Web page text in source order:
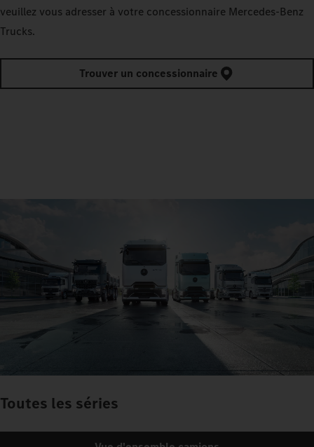
veuillez vous adresser à votre concessionnaire Mercedes‑Benz
Trucks.
Trouver un concessionnaire
Toutes les séries